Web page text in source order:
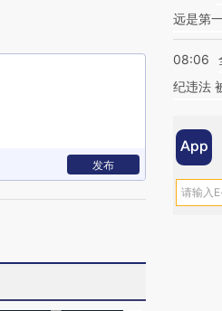
发布
远是第
08:06
纪违法